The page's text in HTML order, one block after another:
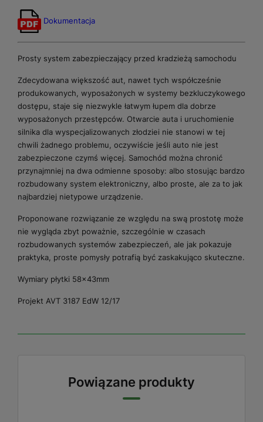
Dokumentacja
Prosty system zabezpieczający przed kradzieżą samochodu
Zdecydowana większość aut, nawet tych współcześnie
produkowanych, wyposażonych w systemy bezkluczykowego
dostępu, staje się niezwykle łatwym łupem dla dobrze
wyposażonych przestępców. Otwarcie auta i uruchomienie
silnika dla wyspecjalizowanych złodziei nie stanowi w tej
chwili żadnego problemu, oczywiście jeśli auto nie jest
zabezpieczone czymś więcej. Samochód można chronić
przynajmniej na dwa odmienne sposoby: albo stosując bardzo
rozbudowany system elektroniczny, albo proste, ale za to jak
najbardziej nietypowe urządzenie.
Proponowane rozwiązanie ze względu na swą prostotę może
nie wygląda zbyt poważnie, szczególnie w czasach
rozbudowanych systemów zabezpieczeń, ale jak pokazuje
praktyka, proste pomysły potrafią być zaskakująco skuteczne.
Wymiary płytki 58x43mm
Projekt AVT 3187 EdW 12/17
Powiązane produkty